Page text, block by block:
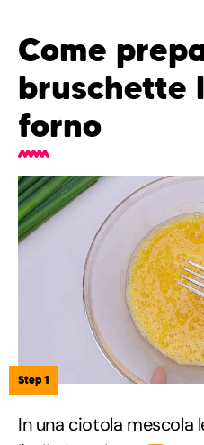
Come
bruschette
forno
Step 1
In una ciotola mescola